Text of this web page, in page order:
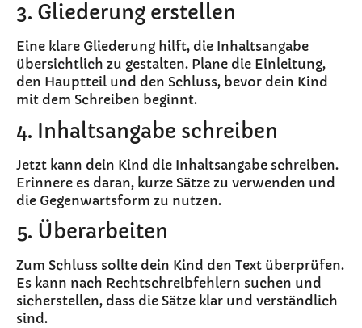
3. Gliederung erstellen
Eine klare Gliederung hilft, die Inhaltsangabe
übersichtlich zu gestalten. Plane die Einleitung,
den Hauptteil und den Schluss, bevor dein Kind
mit dem Schreiben beginnt.
4. Inhaltsangabe schreiben
Jetzt kann dein Kind die Inhaltsangabe schreiben.
Erinnere es daran, kurze Sätze zu verwenden und
die Gegenwartsform zu nutzen.
5. Überarbeiten
Zum Schluss sollte dein Kind den Text überprüfen.
Es kann nach Rechtschreibfehlern suchen und
sicherstellen, dass die Sätze klar und verständlich
sind.